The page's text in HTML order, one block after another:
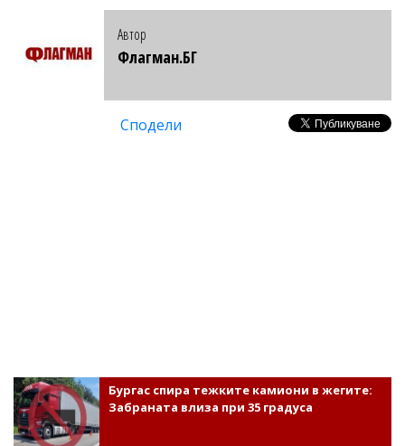
Автор
Флагман.БГ
Сподели
Бургас спира тежките камиони в жегите:
Забраната влиза при 35 градуса